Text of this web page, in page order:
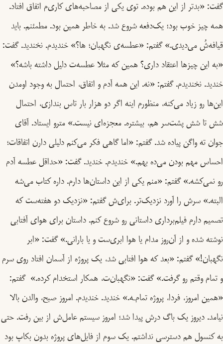
گفت: «بدتر از این هم بوده. توی یکی از مصاحبه‌های کاری‌م اتفاق افتاد.
همه چیز خوب بود؛ یک‌دفعه شروع شد. به خاطر همین بود. مطمئنم. باید
قیافه‌شُ می‌دیدی.» گفتم: «عطسه‌ی نگهبان؛ ها؟» خندیدم. نخندید. گفت:
«به این چیزها اعتقاد داری؟ همین که مثلا عطسه‌ت دلیل داشته باشه؟»
خندید. نخندیدم. گفتم: «نه. این همه آدم و اتفاق، احتمال به وجود اومدن
این‌ها رو زیاد می‌کنه، منظورم اینه اگر دو هزار بار تاس بندازی، احتمال
شش تا شش پشت‌سر هم، بیشتره. معجزه‌ای نیست.» مترو ایستاد. آقای
جوان ته واگن پیاده شد. گفتم: «اما گاهی فکر می‌کنم دلیلی دارن اتفاقات؛
احساس مهم بودن می‌ده بهم.» خندیدم. خندید. گفت: «حداقل عطسه آدم
رو نمی‌کشه.» گفتم: «منم یکی از این داستان‌ها دارم. داره کتاب می‌شه
البته.» سرش را آورد نزدیک‌تر. برای‌ش گفتم: «نزدیک دو هفته‌ست که
تصمیم دارم فیلم‌برداری داستانی رو شروع کنم. داستان برای هوای آفتابی
نوشته شده و از آن‌روز مدام یا هوا ابری‌ست و یا بارانی.» گفت: «ابر
نگهبان!» گفتم: «بعد که هوا افتابی شد، یک پروژه از آسمان افتاد روی سرم
و تمام وقتم رو گرفت.» گفت: «نگهبان‌ت، همکار استخدام کرده.» گفتم:
«همین امروز، فردا، پروژه تمام‌ـه.» خندید. خندیدم. امروز صبح، والدن بالا
نیامد. دیروز یک باگ درش پیدا شد؛ امروز سیستم عامل‌ش از بین رفت. حتی
به کنسول هم دسترسی نداشتم. یک سوم از فایل‌های پروژه بدون بکاپ بود